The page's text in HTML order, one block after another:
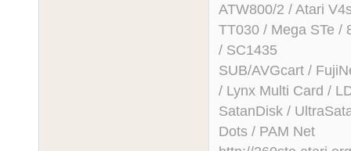
ATW800/2 / Atari
TT030 / Mega STe /
/ SC1435
SUB/AVGcart /
/ Lynx Multi Card /
SatanDisk /
Dots / PAM Net